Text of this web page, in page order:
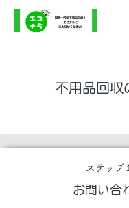
不用品回収
​ステップ１
お問い合